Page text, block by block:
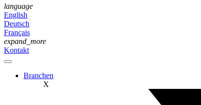
language
English
Deutsch
Français
expand_more
Kontakt
Branchen
X